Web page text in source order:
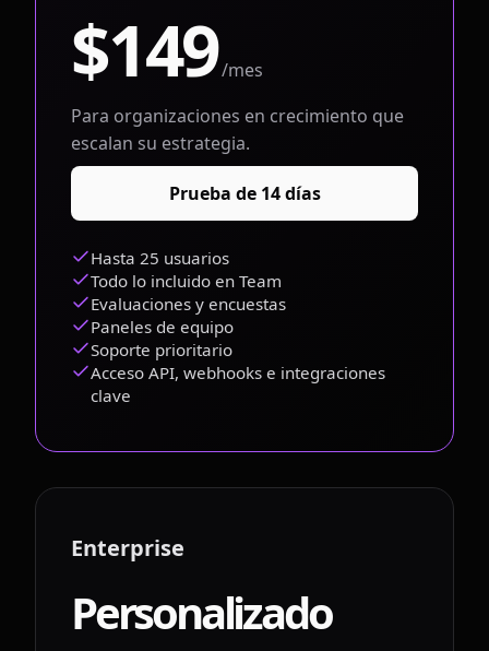
$149/mes
Para organizaciones en crecimiento que
escalan su estrategia.
Prueba de 14 días
Hasta 25 usuarios
Todo lo incluido en Team
Evaluaciones y encuestas
Paneles de equipo
Soporte prioritario
Acceso API, webhooks e integraciones
clave
Enterprise
Personalizado